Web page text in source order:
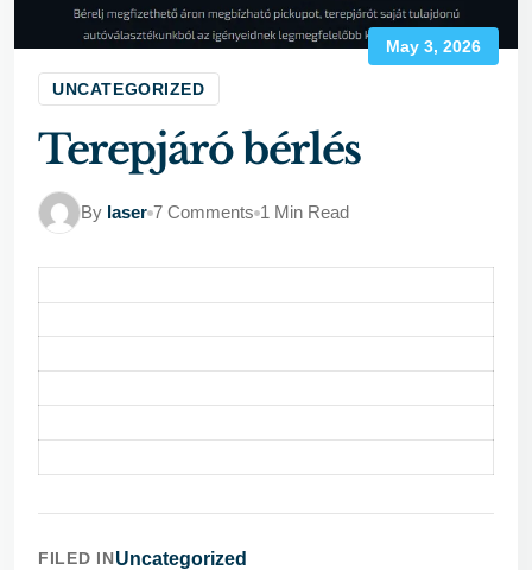
May 3, 2026
UNCATEGORIZED
Terepjáró bérlés
By laser 7 Comments 1 Min Read
FILED INUncategorized